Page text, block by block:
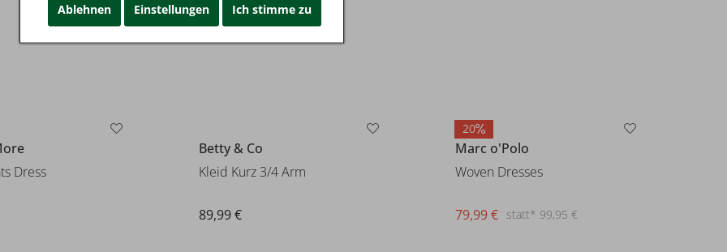
Dress
Betty & Co
Kleid Kurz 3/4 Arm
89,99 €
20
Marc o'Polo
Woven Dresses
statt* 99,95 €
79,99 €
Ablehnen Einstellungen Ich stimme zu